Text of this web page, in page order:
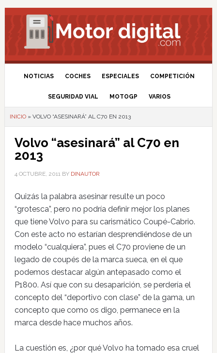
NOTICIAS COCHES ESPECIALES COMPETICIÓN
SEGURIDAD VIAL MOTOGP VARIOS
INICIO» VOLVO “ASESINARÁ” AL C70 EN 2013
Volvo “asesinará” al C70 en
2013
4 OCTUBRE, 2011BY DINAUTOR
Quizás la palabra asesinar resulte un poco
“grotesca”, pero no podría definir mejor los planes
que tiene Volvo para su carismático Coupé-Cabrio.
Con este acto no estarían desprendiéndose de un
modelo “cualquiera”, pues el C70 proviene de un
legado de coupés de la marca sueca, en el que
podemos destacar algún antepasado como el
P1800. Así que con su desaparición, se perdería el
concepto del “deportivo con clase” de la gama, un
concepto que como os digo, permanece en la
marca desde hace muchos años.
La cuestión es, ¿por qué Volvo ha tomado esa cruel